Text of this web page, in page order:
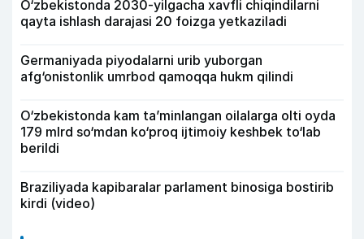
O‘zbekistonda 2030-yilgacha xavfli chiqindilarni
qayta ishlash darajasi 20 foizga yetkaziladi
Germaniyada piyodalarni urib yuborgan
afg‘onistonlik umrbod qamoqqa hukm qilindi
O‘zbekistonda kam ta’minlangan oilalarga olti oyda
179 mlrd so‘mdan ko‘proq ijtimoiy keshbek to‘lab
berildi
Braziliyada kapibaralar parlament binosiga bostirib
kirdi (video)